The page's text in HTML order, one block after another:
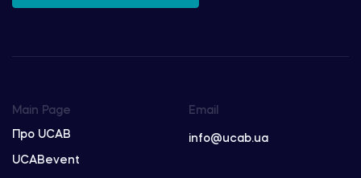
Main Page
Про UCAB
UCABevent
Email
info@ucab.ua